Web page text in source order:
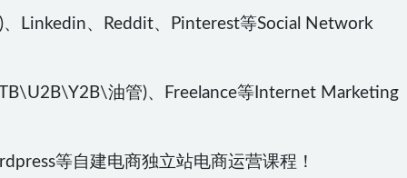
Linkedin、Reddit、Pinterest等Social Network
油管)、Freelance等Internet Marketing
等自建电商独立站电商运营课程！